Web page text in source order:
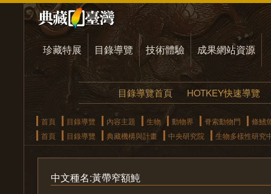
珍藏特展 目錄導覽 技術體驗 成果網站資源
目錄導覽首頁 HOTKEY快速導覽
首頁 目錄導覽 內容主題 生物 動物界 脊索動物門
條鰭
首頁
目錄導覽 典藏機構與計畫 中央研究院 生物多樣性研究
中文種名:黃帶窄額魨